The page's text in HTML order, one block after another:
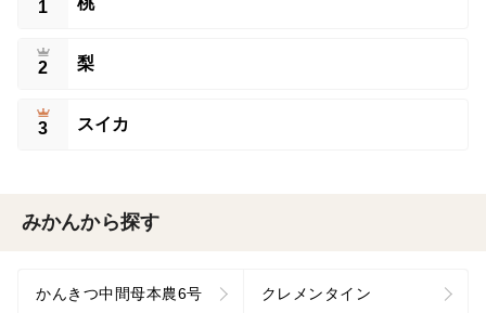
1
2 梨
3 スイカ
みかんから探す
かんきつ中間母本農6号 クレメンタイン